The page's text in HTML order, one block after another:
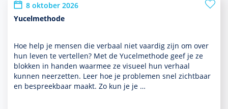
8 oktober 2026
Yucelmethode
Hoe help je mensen die verbaal niet vaardig zijn om over
hun leven te vertellen? Met de Yucelmethode geef je ze
blokken in handen waarmee ze visueel hun verhaal
kunnen neerzetten. Leer hoe je pro­ble­men snel zichtbaar
en bespreekbaar maakt. Zo kun je je …